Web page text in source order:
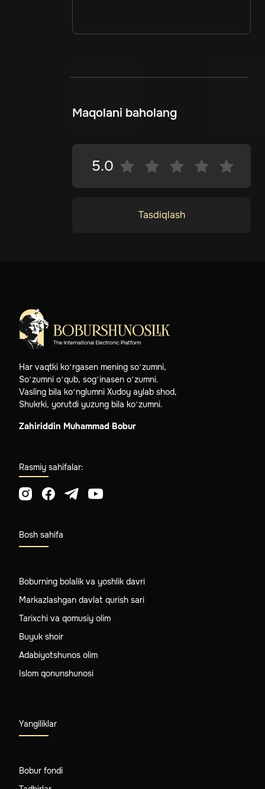
Maqolani baholang
5.0
Tasdiqlash
Har vaqtki ko‘rgasen mening so‘zumni,
So‘zumni o‘qub, sog‘inasen o‘zumni.
Vasling bila ko‘nglumni Xudoy aylab shod,
Shukrki, yorutdi yuzung bila ko‘zumni.
Zahiriddin Muhammad Bobur
Rasmiy sahifalar:
Bosh sahifa
Boburning bolalik va yoshlik davri
Markazlashgan davlat qurish sari
Tarixchi va qomusiy olim
Buyuk shoir
Adabiyotshunos olim
Islom qonunshunosi
Yangiliklar
Bobur fondi